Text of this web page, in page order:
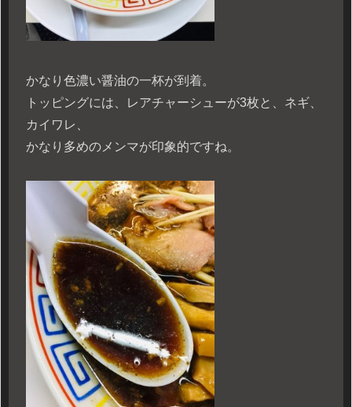
かなり色濃い醤油の一杯が到着。
トッピングには、レアチャーシューが3枚と、ネギ、
カイワレ、
かなり多めのメンマが印象的ですね。